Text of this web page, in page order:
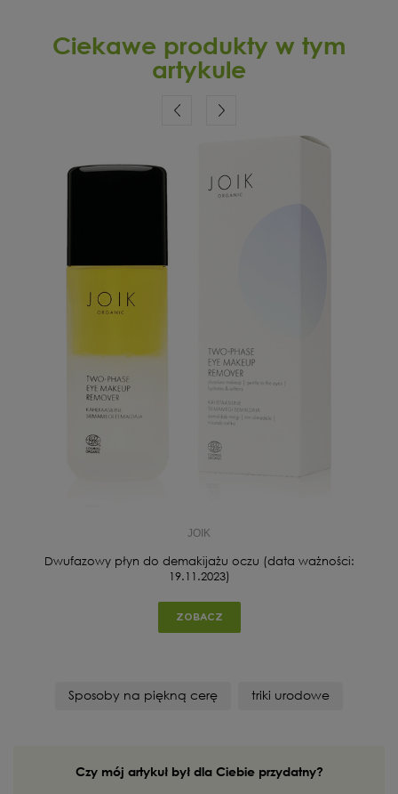
Ciekawe produkty w tym
artykule
JOIK
Dwufazowy płyn do demakijażu oczu (data ważności:
19.11.2023)
ZOBACZ
Sposoby na piękną cerę triki urodowe
Czy mój artykuł był dla Ciebie przydatny?